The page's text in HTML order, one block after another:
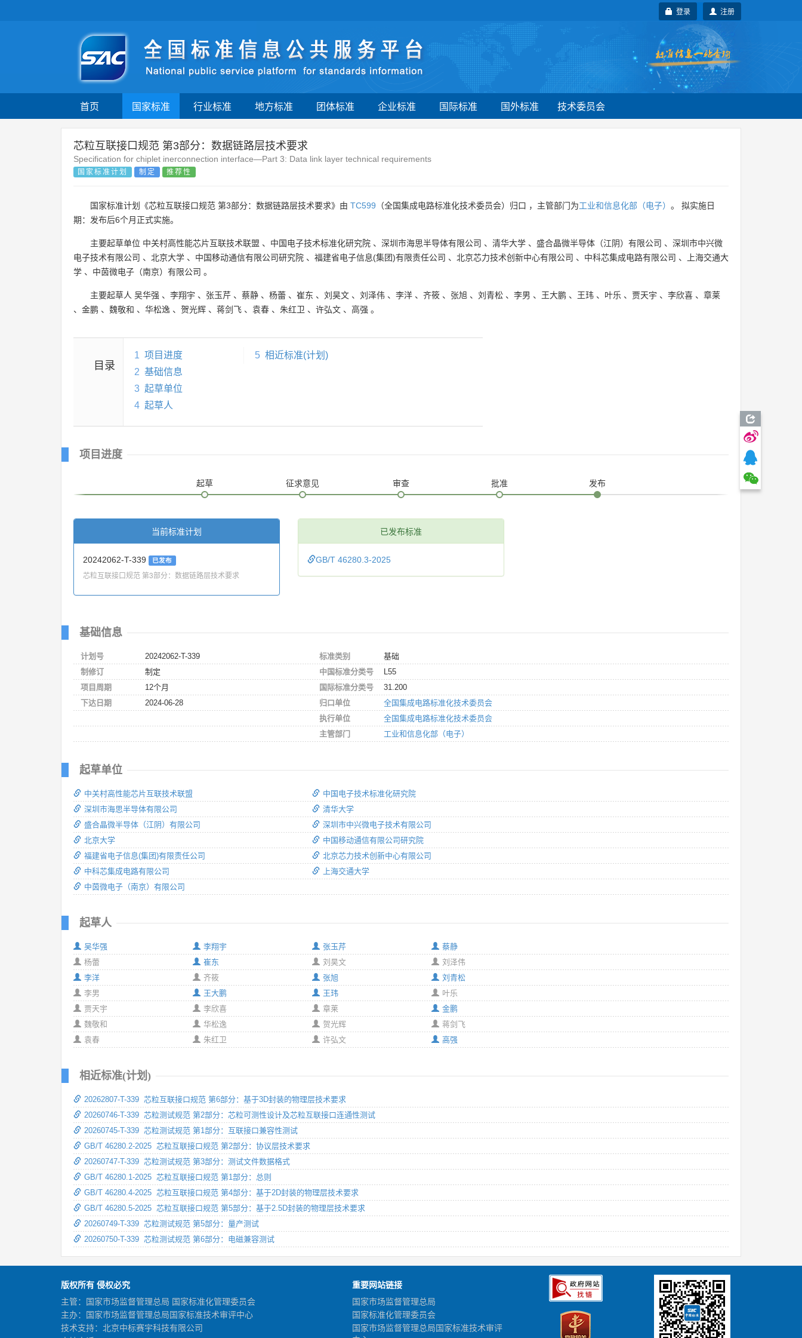
注册
登录
首页 国家标准 行业标准 地方标准 团体标准 企业标准 国际标准 国外标准 技术委员会
芯粒互联接口规范 第3部分：数据链路层技术要求
Specification for chiplet inerconnection interface—Part 3: Data link layer technical requirements
国家标准计划 制定 推荐性
国家标准计划《芯粒互联接口规范 第3部分：数据链路层技术要求》由 TC599 （全国集成电路标准化技术委员会）归口 ，主管部门为工业和信息化部（电子） 。 拟实施日
期：发布后6个月正式实施。
主要起草单位 中关村高性能芯片互联技术联盟 、 中国电子技术标准化研究院 、 深圳市海思半导体有限公司 、 清华大学 、 盛合晶微半导体（江阴）有限公司 、 深圳市中兴微
电子技术有限公司 、 北京大学 、 中国移动通信有限公司研究院 、 福建省电子信息(集团)有限责任公司 、 北京芯力技术创新中心有限公司 、 中科芯集成电路有限公司 、
上海交通大
学 、 中茵微电子（南京）有限公司 。
主要起草人 吴华强 、 李翔宇 、 张玉芹 、 蔡静 、 杨蕾 、 崔东 、 刘昊文 、 刘泽伟 、 李洋 、 齐筱 、 张旭 、 刘青松 、 李男 、 王大鹏 、 王玮 、 叶乐 、 贾天宇 、 李欣喜 、 章莱
、 金鹏 、 魏敬和 、 华松逸 、 贺光辉 、 蒋剑飞 、 袁春 、 朱红卫 、 许弘文 、 高强 。
目录
1 项目进度
2 基础信息
3 起草单位
4 起草人
5 相近标准(计划)
项目进度
起草 征求意见 审查 批准 发布
当前标准计划
20242062-T-339 已发布
芯粒互联接口规范 第3部分：数据链路层技术要求
已发布标准
GB/T 46280.3-2025
基础信息
计划号
20242062-T-339
制修订
制定
项目周期
12个月
下达日期
2024-06-28
标准类别
基础
中国标准分类号
L55
国际标准分类号
31.200
归口单位
全国集成电路标准化技术委员会
执行单位
全国集成电路标准化技术委员会
主管部门
工业和信息化部（电子）
起草单位
中关村高性能芯片互联技术联盟
深圳市海思半导体有限公司
盛合晶微半导体（江阴）有限公司
北京大学
福建省电子信息(集团)有限责任公司
中科芯集成电路有限公司
中茵微电子（南京）有限公司
中国电子技术标准化研究院
清华大学
深圳市中兴微电子技术有限公司
中国移动通信有限公司研究院
北京芯力技术创新中心有限公司
上海交通大学
起草人
吴华强
李翔宇
杨蕾
崔东
李洋
齐筱
李男
王大鹏
贾天宇
李欣喜
魏敬和
华松逸
袁春
朱红卫
张玉芹
蔡静
刘昊文
刘泽伟
张旭
刘青松
王玮
叶乐
章莱
金鹏
贺光辉
蒋剑飞
许弘文
高强
相近标准(计划)
20262807-T-339 芯粒互联接口规范 第6部分：基于3D封装的物理层技术要求
20260746-T-339 芯粒测试规范 第2部分：芯粒可测性设计及芯粒互联接口连通性测试
20260745-T-339 芯粒测试规范 第1部分：互联接口兼容性测试
GB/T 46280.2-2025 芯粒互联接口规范 第2部分：协议层技术要求
20260747-T-339 芯粒测试规范 第3部分：测试文件数据格式
GB/T 46280.1-2025 芯粒互联接口规范 第1部分：总则
GB/T 46280.4-2025 芯粒互联接口规范 第4部分：基于2D封装的物理层技术要求
GB/T 46280.5-2025 芯粒互联接口规范 第5部分：基于2.5D封装的物理层技术要求
20260749-T-339 芯粒测试规范 第5部分：量产测试
20260750-T-339 芯粒测试规范 第6部分：电磁兼容测试
版权所有 侵权必究
主管：国家市场监督管理总局 国家标准化管理委员会
主办：国家市场监督管理总局国家标准技术审评中心
技术支持：北京中标赛宇科技有限公司
重要网站链接
国家市场监督管理总局
国家标准化管理委员会
国家市场监督管理总局国家标准技术审评